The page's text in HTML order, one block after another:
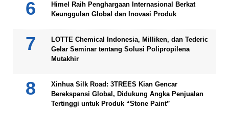
Himel Raih Penghargaan Internasional Berkat
Keunggulan Global dan Inovasi Produk
LOTTE Chemical Indonesia, Milliken, dan Tederic
Gelar Seminar tentang Solusi Polipropilena
Mutakhir
Xinhua Silk Road: 3TREES Kian Gencar
Berekspansi Global, Didukung Angka Penjualan
Tertinggi untuk Produk “Stone Paint”